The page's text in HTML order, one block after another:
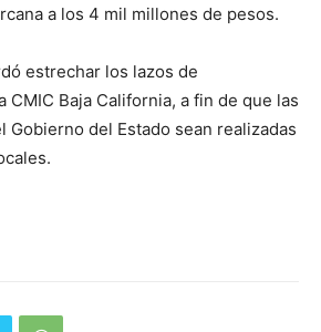
a los 4 mil millones de pesos.
estrechar los lazos de
CMIC Baja California, a fin de que las
Gobierno del Estado sean realizadas